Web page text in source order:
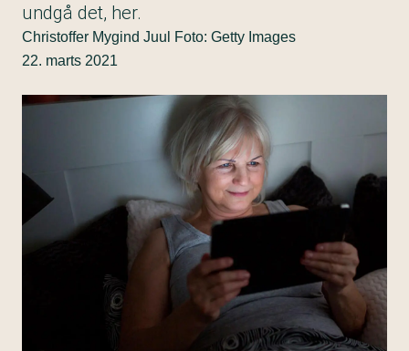
undgå det, her.
Christoffer Mygind Juul Foto: Getty Images
22. marts 2021